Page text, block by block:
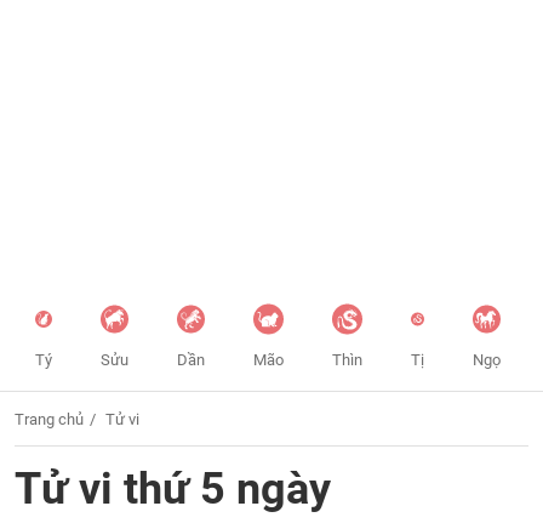
Tý Sửu Dần Mão Thìn Tị Ngọ
Trang chủ Tử vi
Tử vi thứ 5 ngày